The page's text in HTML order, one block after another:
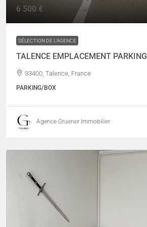
6 500 €
SÉLECTION DE L'AGENCE
TALENCE EMPLACEMENT PARKING
33400, Talence, France
PARKING/BOX
Agence Gruener Immobilier